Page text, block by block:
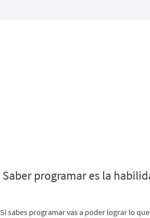
Saber programar es la
Si sabes programar vas a poder lograr lo